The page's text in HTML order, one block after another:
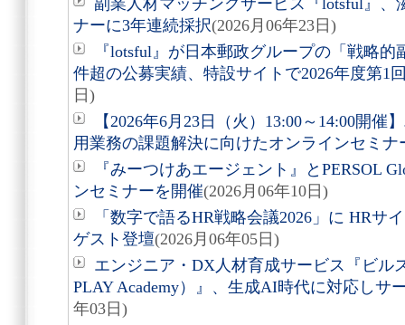
副業人材マッチングサービス『lotsful』
ナーに3年連続採択(2026月06年23日)
『lotsful』が日本郵政グループの「戦略
件超の公募実績、特設サイトで2026年度第1
日)
【2026年6月23日（火）13:00～14:00開
用業務の課題解決に向けたオンラインセミナ
『みーつけあエージェント』とPERSOL
ンセミナーを開催(2026月06年10日)
「数字で語るHR戦略会議2026」に HRサ
ゲスト登壇(2026月06年05日)
エンジニア・DX人材育成サービス『ビル
PLAY Academy）』、生成AI時代に対応しサ
年03日)